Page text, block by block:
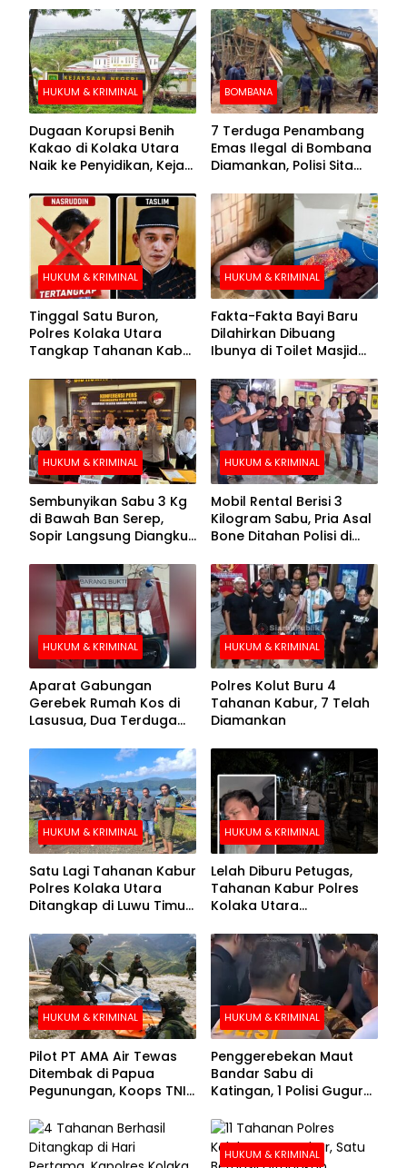
HUKUM & KRIMINAL
Dugaan Korupsi Benih
Kakao di Kolaka Utara
Naik ke Penyidikan, Kejari
BOMBANA
7 Terduga Penambang
Emas Ilegal di Bombana
Diamankan, Polisi Sita
Crusher
HUKUM & KRIMINAL
Tinggal Satu Buron,
Polres Kolaka Utara
Tangkap Tahanan Kabur
Pengejaran
HUKUM & KRIMINAL
Fakta-Fakta Bayi Baru
Dilahirkan Dibuang
Ibunya di Toilet Masjid
HUKUM & KRIMINAL
Sembunyikan Sabu 3 Kg
di Bawah Ban Serep,
Sopir Langsung Diangkut
HUKUM & KRIMINAL
Mobil Rental Berisi 3
Kilogram Sabu, Pria Asal
Bone Ditahan Polisi di
HUKUM & KRIMINAL
Aparat Gabungan
Gerebek Rumah Kos di
Lasusua, Dua Terduga
HUKUM & KRIMINAL
Polres Kolut Buru 4
Tahanan Kabur, 7 Telah
Diamankan
HUKUM & KRIMINAL
Satu Lagi Tahanan Kabur
Polres Kolaka Utara
Ditangkap di Luwu Timur,
HUKUM & KRIMINAL
Lelah Diburu Petugas,
Tahanan Kabur Polres
Kolaka Utara
HUKUM & KRIMINAL
Pilot PT AMA Air Tewas
Ditembak di Papua
Pegunungan, Koops TNI
Evakuasi Jenazah
Korban
HUKUM & KRIMINAL
Penggerebekan Maut
Bandar Sabu di
Katingan, 1 Polisi Gugur
HUKUM & KRIMINAL